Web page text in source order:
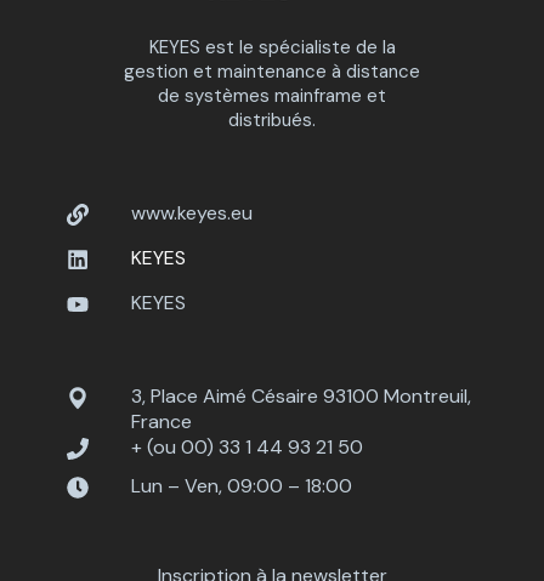
KEYES est le spécialiste de la
gestion et maintenance à distance
de systèmes mainframe et
distribués.
www.keyes.eu
KEYES
KEYES
3, Place Aimé Césaire 93100 Montreuil,
France
+ (ou 00) 33 1 44 93 21 50
Lun – Ven, 09:00 – 18:00
Inscription à la newsletter